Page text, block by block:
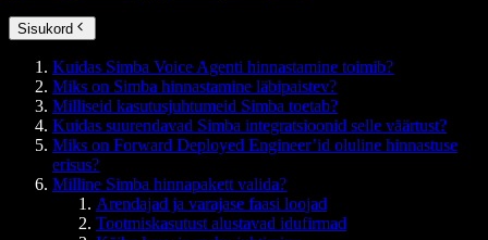
Sisukord
Kuidas Simba Voice Agenti hinnastamine toimib?
Miks on Simba hinnastamine läbipaistev?
Milliseid kasutusjuhtumeid Simba toetab?
Kuidas suurendavad Simba integratsioonid selle väärtust?
Miks on Forward Deployed Engineer’id oluline hinnastuse
erisus?
Milline Simba hinnapakett valida?
Arendajad ja varajase faasi loojad
Tootmiskasutust alustavad idufirmad